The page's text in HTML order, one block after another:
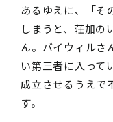
あるゆえに、「そ
しまうと、荘加の
ん。バイウィルさ
い第三者に入って
成立させるうえで
す。